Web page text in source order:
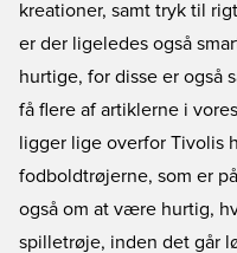
kreationer, samt tryk til
er der ligeledes også
hurtige, for disse er også
få flere af artiklerne i
ligger lige overfor Tivolis
fodboldtrøjerne, som er
også om at være hurtig,
spilletrøje, inden det går